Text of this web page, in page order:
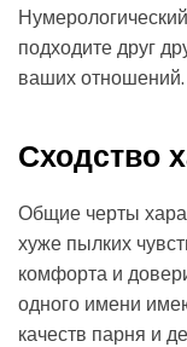
подходите друг
ваших отношений.
Сходство
Общие черты
хуже пылких
комфорта и
одного имени
качеств парня и